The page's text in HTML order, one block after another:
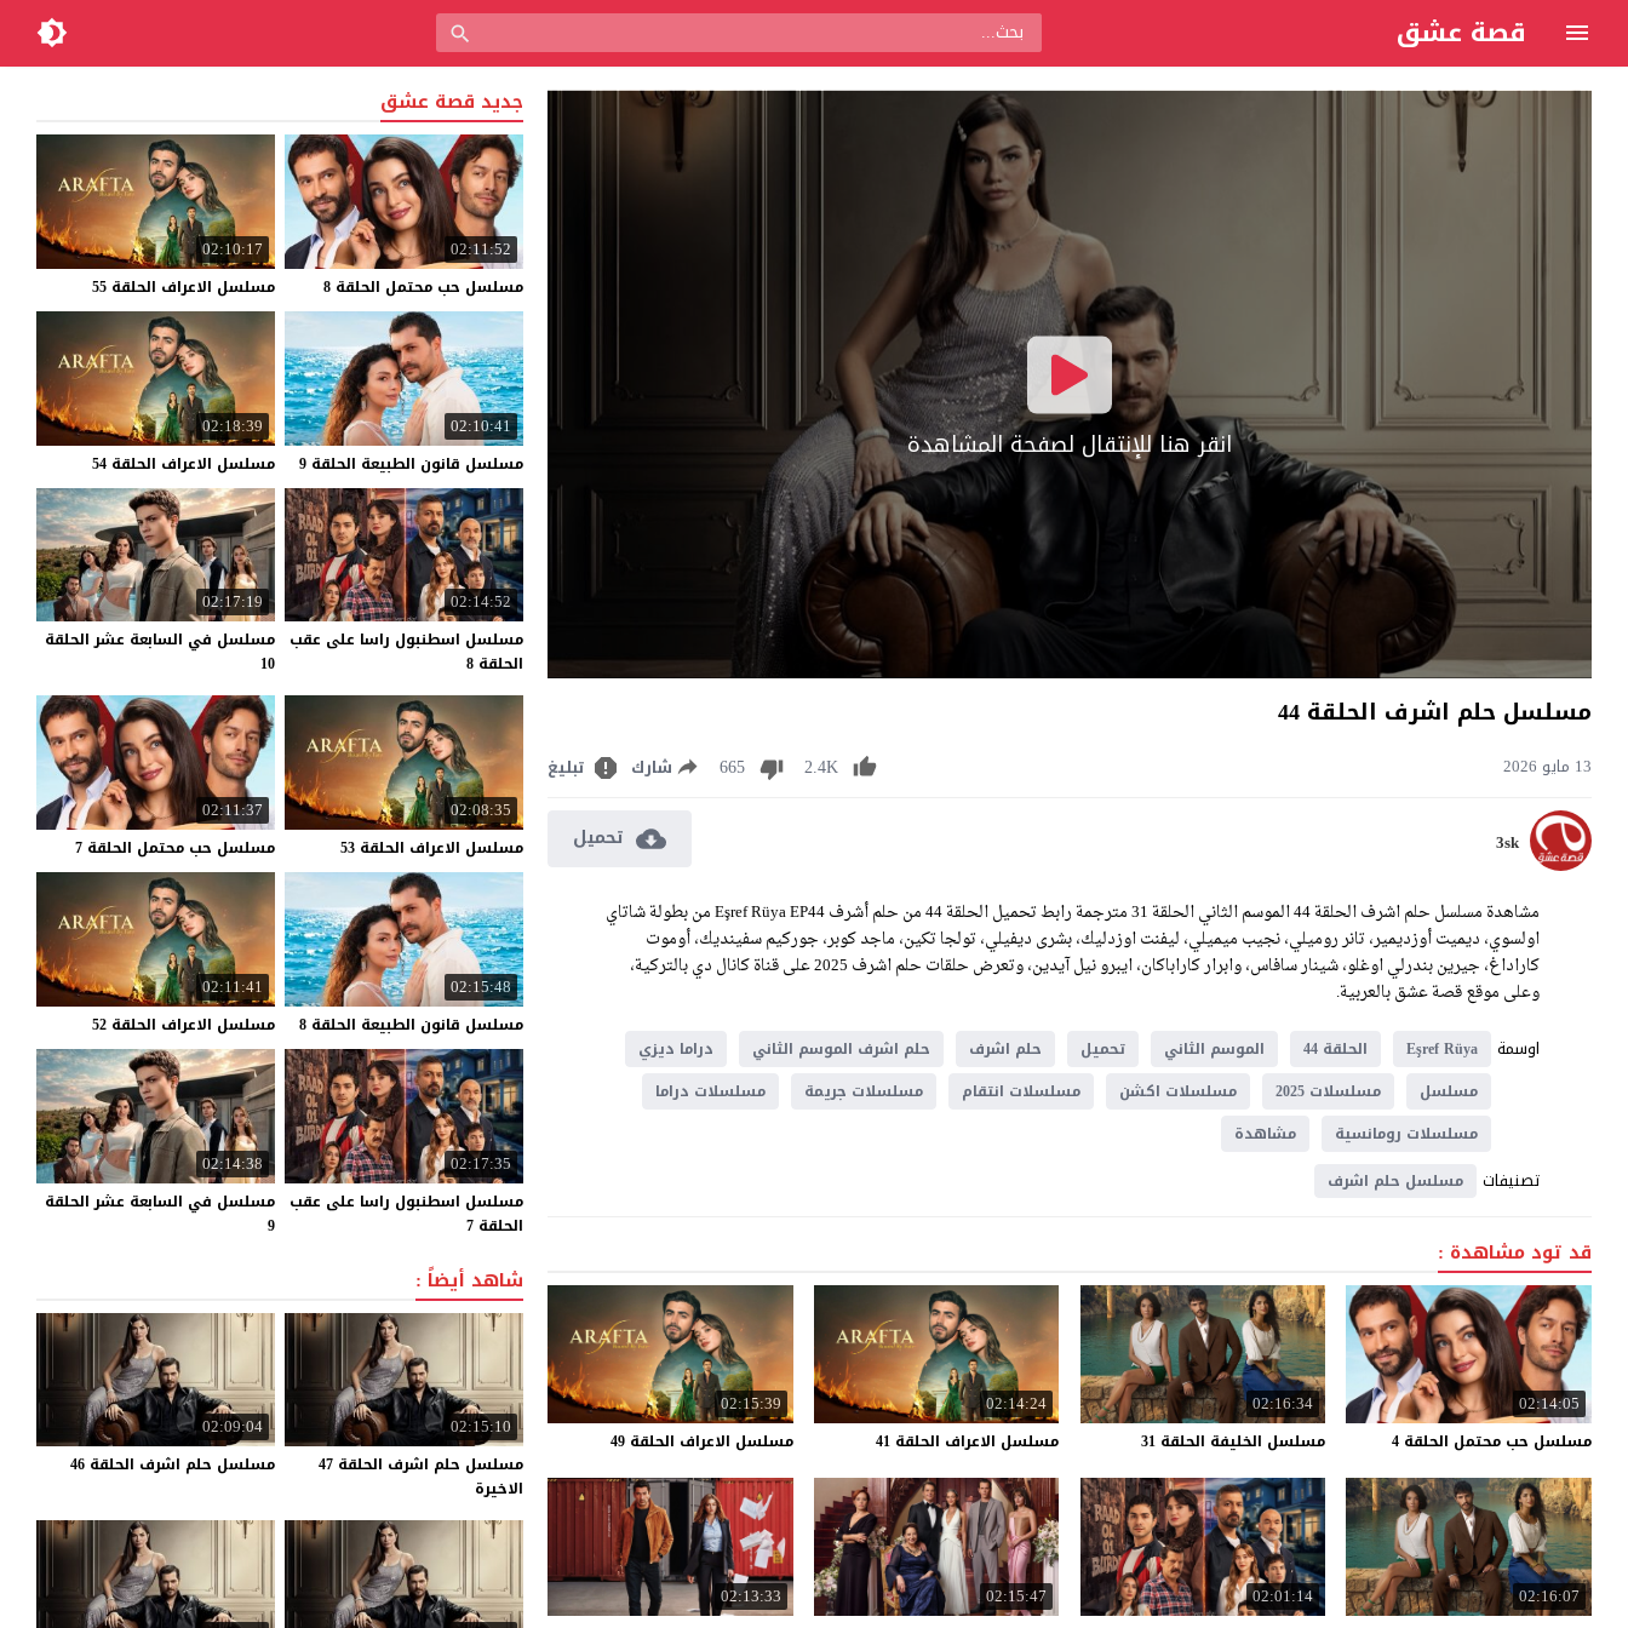
قصة عشق
انقر هنا للإنتقال لصفحة المشاهدة
مسلسل حلم اشرف الحلقة 44
13 مايو 2026 2.4K
665 شارك تبليغ
3sk تحميل
مشاهدة مسلسل حلم اشرف الحلقة 44 الموسم الثاني الحلقة 31 مترجمة رابط تحميل الحلقة 44 من حلم أشرف Eşref Rüya EP44 من بطولة شاتاي
اولسوي، ديميت أوزديمير، تانر روميلي، نجيب ميميلي، ليفنت اوزدليك، بشرى ديفيلي، تولجا تكين، ماجد كوبر، جوركيم سفينديك، أوموت
كاراداغ، جيرين بندرلي اوغلو، شينار سافاس، وابرار كاراباكان، ايبرو نيل آيدين، وتعرض حلقات حلم اشرف 2025 على قناة كانال دي بالتركية،
وعلى موقع قصة عشق بالعربية.
اوسمة
Eşref Rüya الحلقة 44 الموسم الثاني تحميل حلم اشرف حلم اشرف الموسم الثاني
دراما ديزي
مسلسل
مسلسلات 2025 مسلسلات اكشن مسلسلات انتقام مسلسلات جريمة
مسلسلات دراما
مسلسلات رومانسية
مشاهدة
تصنيفات مسلسل حلم اشرف
قد تود مشاهدة :
02:14:05
مسلسل حب محتمل الحلقة 4
02:16:34
مسلسل الخليفة الحلقة 31
02:14:24
مسلسل الاعراف الحلقة 41
02:15:39
مسلسل الاعراف الحلقة 49
02:16:07
02:01:14
02:15:47
02:13:33
جديد قصة عشق
02:11:52
مسلسل حب محتمل الحلقة 8
02:10:17
مسلسل الاعراف الحلقة 55
02:10:41
مسلسل قانون الطبيعة الحلقة 9
02:18:39
مسلسل الاعراف الحلقة 54
02:14:52
مسلسل اسطنبول راسا على عقب
الحلقة 8
02:17:19
مسلسل في السابعة عشر الحلقة
10
02:08:35
مسلسل الاعراف الحلقة 53
02:11:37
مسلسل حب محتمل الحلقة 7
02:15:48
مسلسل قانون الطبيعة الحلقة 8
02:11:41
مسلسل الاعراف الحلقة 52
02:17:35
مسلسل اسطنبول راسا على عقب
الحلقة 7
02:14:38
مسلسل في السابعة عشر الحلقة
9
شاهد أيضاً :
02:15:10
مسلسل حلم اشرف الحلقة 47
الاخيرة
02:09:04
مسلسل حلم اشرف الحلقة 46